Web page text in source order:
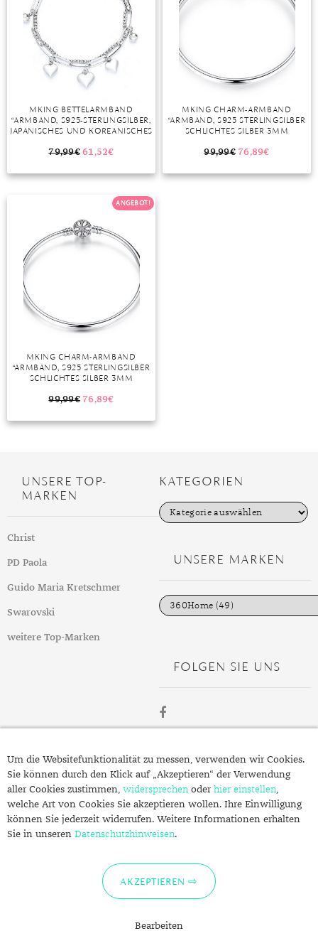
ZIRKON
MKING BETTELARMBAND
“ARMBAND, S925-STERLINGSILBER,
JAPANISCHES UND KOREANISCHES
LLGLEICHES KLEINES KUGEL-A
REIDIMENSIONALEM KLEINEN L
79,99€ 61,52€
MKING CHARM-ARMBAND
“ARMBAND, S925 STERLINGSILBER
SCHLICHTES SILBER 3MM
EINFACHES BASISARMBAND
99,99€ 76,89€
ANGEBOT!
MKING CHARM-ARMBAND
“ARMBAND, S925 STERLINGSILBER
SCHLICHTES SILBER 3MM
EINFACHES BASISARMBAND
99,99€ 76,89€
UNSERE TOP-
MARKEN
Christ
PD Paola
Guido Maria Kretschmer
Swarovski
weitere Top-Marken
KATEGORIEN
K
a
e
n
UNSERE MARKEN
FOLGEN SIE UNS
SCHMUCK.DE
Fragen zu Ihrer Bestellung?
Kontakt
Um die Websitefunktionalität zu messen, verwenden wir Cookies.
Sie können durch den Klick auf „Akzeptieren“ der Verwendung
aller Cookies zustimmen, widersprechenoder hier einstellen,
welche Art von Cookies Sie akzeptieren wollen. Ihre Einwilligung
können Sie jederzeit widerrufen. Weitere Informationen erhalten
Sie in unseren Datenschutzhinweisen.
AKZEPTIEREN
Bearbeiten